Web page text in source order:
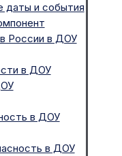
даты и события
России в ДОУ
в ДОУ
в ДОУ
в ДОУ